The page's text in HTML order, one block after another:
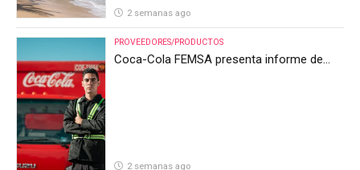
2 semanas ago
PROVEEDORES/PRODUCTOS
Coca-Cola FEMSA presenta informe de
2 semanas ago